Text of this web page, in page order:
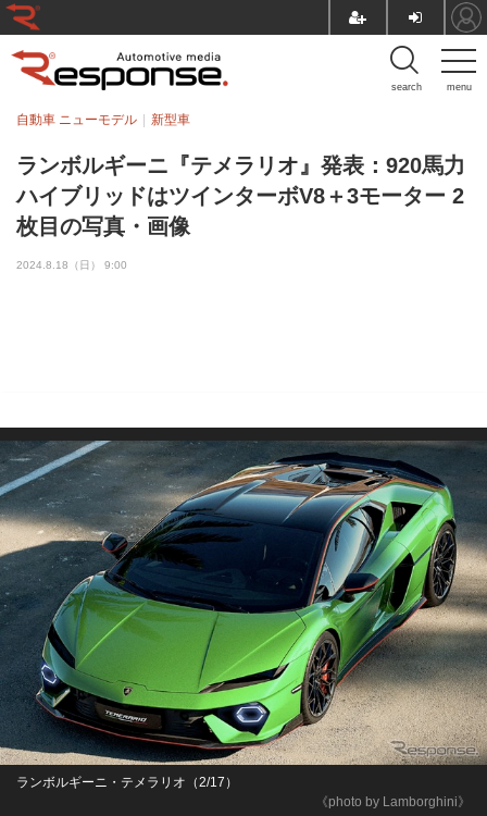
menu
search
ランボルギーニ『テメラリオ』発表：920馬力
ハイブリッドはツインターボV8＋3モーター 2
枚目の写真・画像
自動車 ニューモデル 新型車
2024.8.18（日） 9:00
《photo by Lamborghini》
ランボルギーニ・テメラリオ（2/17）